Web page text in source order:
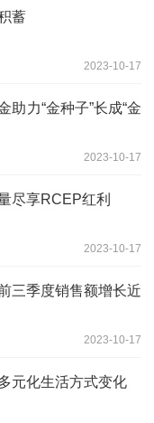
蓄
2023-10-17
助力“金种子”长成“金
2023-10-17
尽享RCEP红利
2023-10-17
三季度销售额增长近
2023-10-17
元化生活方式变化